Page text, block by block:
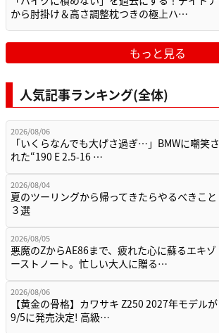
から肘掛け＆高さ調整枕つきの極上ハ…
もっと見る
人気記事ランキング(全体)
2026/08/06
「いくらなんでも大げさ過ぎ…」BMWに嘲笑さ
れた“190 E 2.5-16 …
2026/08/04
夏のツーリングから帰ってきたらやるべきこと
３選
2026/08/05
悪魔のZからAE86まで、疲れた心に蘇るエキゾ
ーストノート。忙しい大人に贈る…
2026/08/06
【黄金の骨格】カワサキ Z250 2027年モデルが
9/5に発売決定! 高級…